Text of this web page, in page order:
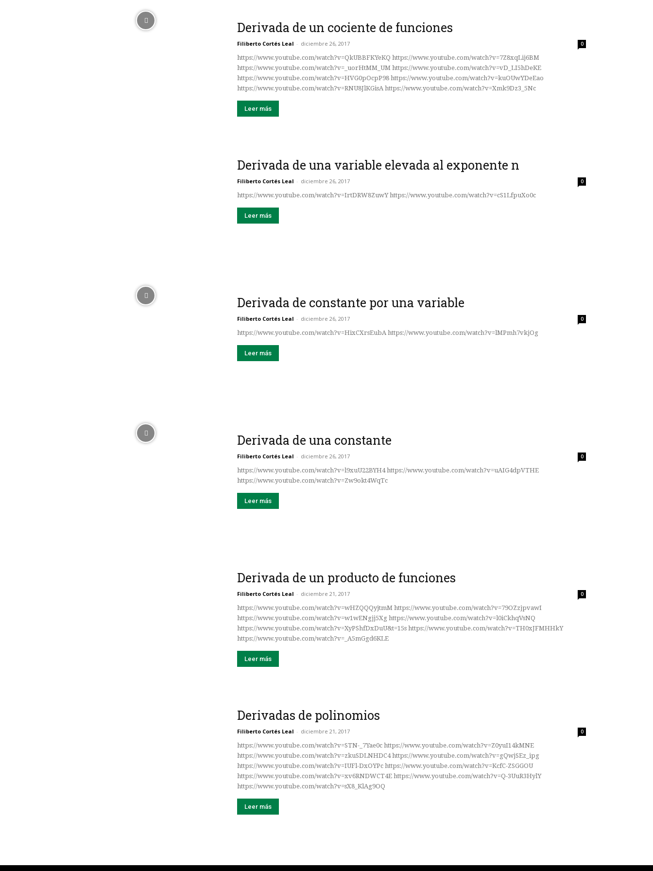
Derivada de un cociente de funciones
Filiberto Cortés Leal - diciembre 26, 2017 0
https://www.youtube.com/watch?v=QkUBBFKYeKQ https://www.youtube.com/watch?v=7Z8xqLij6BM
https://www.youtube.com/watch?v=_uorHtMM_UM https://www.youtube.com/watch?v=vD_LI5hDeKE
https://www.youtube.com/watch?v=HVG0pOcpP98 https://www.youtube.com/watch?v=kuOUwYDeEao
https://www.youtube.com/watch?v=RNU8JlKGisA https://www.youtube.com/watch?v=Xmk9Dz3_5Nc
Leer más
Derivada de una variable elevada al exponente n
Filiberto Cortés Leal - diciembre 26, 2017 0
https://www.youtube.com/watch?v=IrtDRW8ZuwY https://www.youtube.com/watch?v=cS1LfpuXo0c
Leer más
Derivada de constante por una variable
Filiberto Cortés Leal - diciembre 26, 2017 0
https://www.youtube.com/watch?v=HixCXrsEubA https://www.youtube.com/watch?v=lMPmh7vkjOg
Leer más
Derivada de una constante
Filiberto Cortés Leal - diciembre 26, 2017 0
https://www.youtube.com/watch?v=l9xuU22BYH4 https://www.youtube.com/watch?v=uAIG4dpVTHE
https://www.youtube.com/watch?v=Zw9okt4WqTc
Leer más
Derivada de un producto de funciones
Filiberto Cortés Leal - diciembre 21, 2017 0
https://www.youtube.com/watch?v=wHZQQQyjtmM https://www.youtube.com/watch?v=79OZzjpvawI
https://www.youtube.com/watch?v=w1wENgjj5Xg https://www.youtube.com/watch?v=l0iCkhqVsNQ
https://www.youtube.com/watch?v=XyPShfDxDuU&t=15s https://www.youtube.com/watch?v=TH0xJFMHHkY
https://www.youtube.com/watch?v=_A5mGgd6KLE
Leer más
Derivadas de polinomios
Filiberto Cortés Leal - diciembre 21, 2017 0
https://www.youtube.com/watch?v=STN-_7Yae0c https://www.youtube.com/watch?v=Z0yuI14kMNE
https://www.youtube.com/watch?v=zkuSDLNHDC4 https://www.youtube.com/watch?v=gQwjSEz_ipg
https://www.youtube.com/watch?v=IUFl-DxOYPc https://www.youtube.com/watch?v=KcfC-ZSGGOU
https://www.youtube.com/watch?v=xv6RNDWCT4E https://www.youtube.com/watch?v=Q-3UuR3HylY
https://www.youtube.com/watch?v=sX8_KlAg9OQ
Leer más